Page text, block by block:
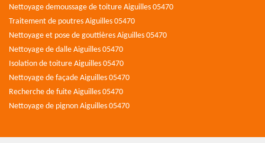
Nettoyage demoussage de toiture Aiguilles 05470
Traitement de poutres Aiguilles 05470
Nettoyage et pose de gouttières Aiguilles 05470
Nettoyage de dalle Aiguilles 05470
Isolation de toiture Aiguilles 05470
Nettoyage de façade Aiguilles 05470
Recherche de fuite Aiguilles 05470
Nettoyage de pignon Aiguilles 05470